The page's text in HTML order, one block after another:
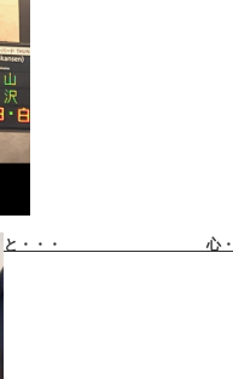
と ・・・ 心